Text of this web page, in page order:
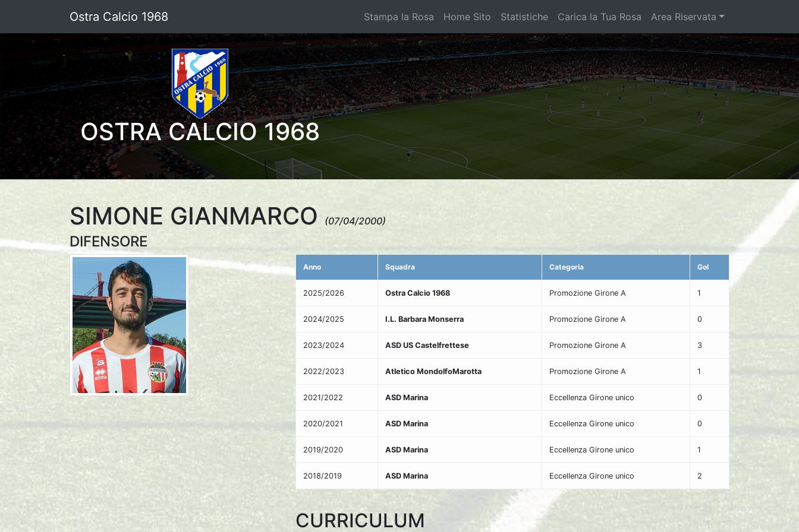
Ostra Calcio 1968 Stampa la Rosa Home Sito Statistiche Carica la Tua Rosa Area Riservata
OSTRA CALCIO 1968
SIMONE GIANMARCO (07/04/2000)
DIFENSORE
Anno Squadra Categoria Gol
2025/2026 Ostra Calcio 1968 Promozione Girone A 1
2024/2025 I.L. Barbara Monserra Promozione Girone A 0
2023/2024 ASD US Castelfrettese Promozione Girone A 3
2022/2023 Atletico MondolfoMarotta Promozione Girone A 1
2021/2022 ASD Marina Eccellenza Girone unico 0
2020/2021 ASD Marina Eccellenza Girone unico 0
2019/2020 ASD Marina Eccellenza Girone unico 1
2018/2019 ASD Marina Eccellenza Girone unico 2
CURRICULUM